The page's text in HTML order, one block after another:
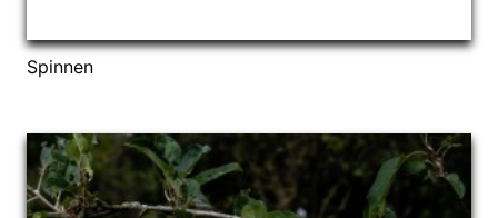
Spinnen